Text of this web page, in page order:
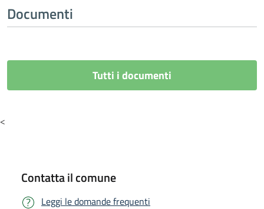
Documenti
Tutti i documenti
<
Contatta il comune
Leggi le domande frequenti